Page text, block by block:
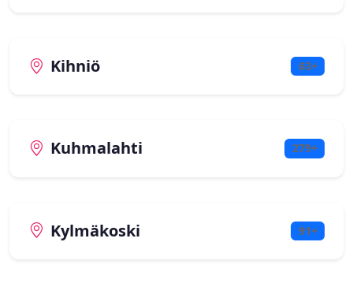
Kihniö 63+
Kuhmalahti 279+
Kylmäkoski 91+